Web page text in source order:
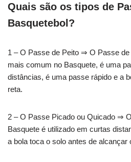
Quais são os tipos de
Basquetebol?
1 – O Passe de Peito ⇒ O Passe
mais comum no Basquete, é uma
distâncias, é uma passe rápido e a
reta.
2 – O Passe Picado ou Quicado ⇒
Basquete é utilizado em curtas
a bola toca o solo antes de alcançar